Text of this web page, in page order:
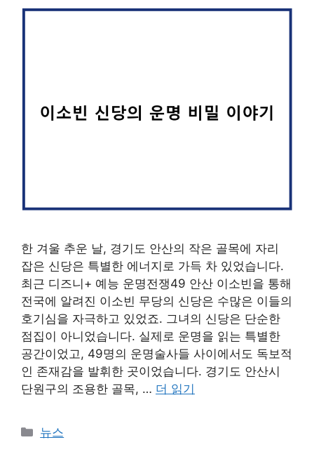
한 겨울 추운 날, 경기도 안산의 작은 골목에 자리
잡은 신당은 특별한 에너지로 가득 차 있었습니다.
최근 디즈니+ 예능 운명전쟁49 안산 이소빈을 통해
전국에 알려진 이소빈 무당의 신당은 수많은 이들의
호기심을 자극하고 있었죠. 그녀의 신당은 단순한
점집이 아니었습니다. 실제로 운명을 읽는 특별한
공간이었고, 49명의 운명술사들 사이에서도 독보적
인 존재감을 발휘한 곳이었습니다. 경기도 안산시
단원구의 조용한 골목, … 더 읽기
카
뉴스